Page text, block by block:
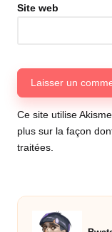
Site web
Ce site utilise
plus sur la façon
traitées